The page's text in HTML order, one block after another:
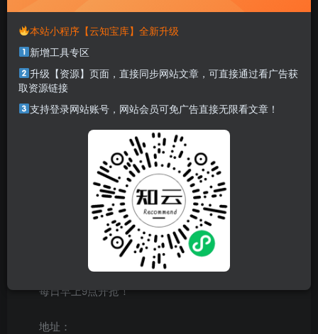
本站部分资源打包为压缩包以方便分享，涉及较多
击解压密码
每日早上9点开抢！
地址：
本站小程序【云知宝库】全新升级
新增工具专区
升级【资源】页面，直接同步网站文章，可直接通过看广告获
取资源链接
支持登录网站账号，网站会员可免广告直接无限看文章！